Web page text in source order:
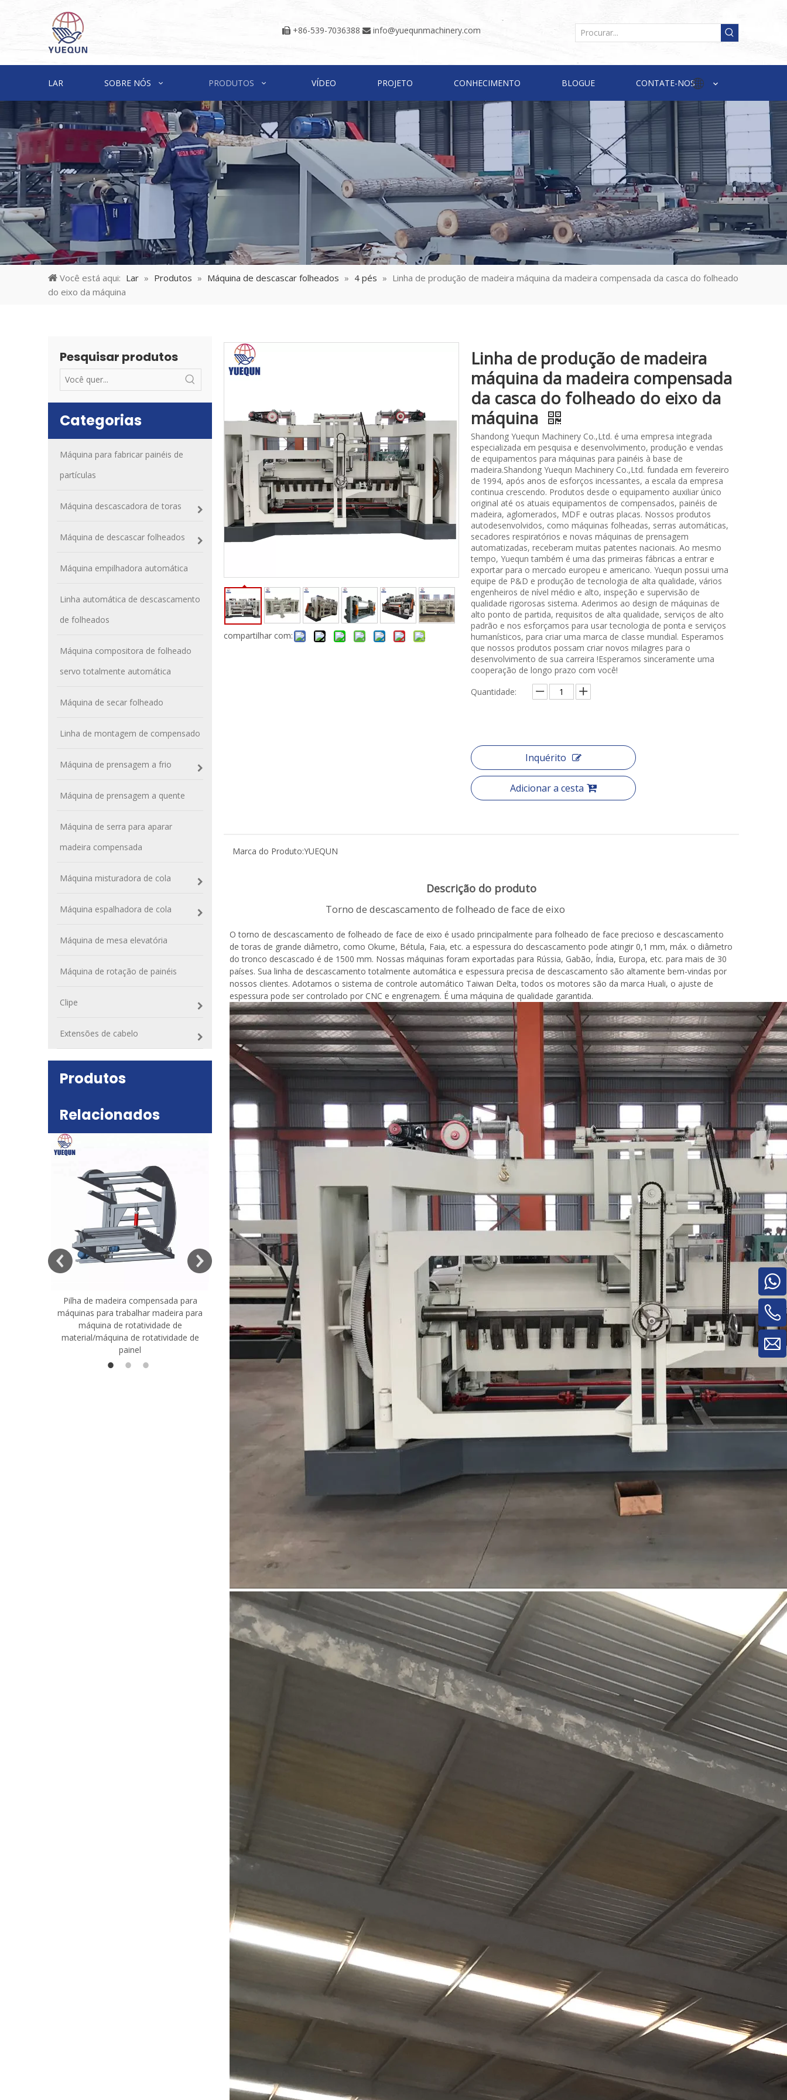
 +86-539-7036388  info@yuequnmachinery.com
LAR SOBRE NÓS PRODUTOS VÍDEO PROJETO CONHECIMENTO BLOGUE CONTATE-NOS
Você está aqui: Lar » Produtos » Máquina de descascar folheados » 4 pés » Linha de produção de madeira máquina da madeira compensada da casca do folheado
do eixo da máquina
Pesquisar produtos
Categorias
Máquina para fabricar painéis de
partículas
Máquina descascadora de toras
Máquina de descascar folheados
Máquina empilhadora automática
Linha automática de descascamento
de folheados
Máquina compositora de folheado
servo totalmente automática
Máquina de secar folheado
Linha de montagem de compensado
Máquina de prensagem a frio
Máquina de prensagem a quente
Máquina de serra para aparar
madeira compensada
Máquina misturadora de cola
Máquina espalhadora de cola
Máquina de mesa elevatória
Máquina de rotação de painéis
Clipe
Extensões de cabelo
Produtos
Relacionados
Pilha de madeira compensada para
máquinas para trabalhar madeira para
máquina de rotatividade de
material/máquina de rotatividade de
painel
Máquina espalhadora de cola para
madeira compensada, rolos de placa de
qualidade muito dura e inquebrável,
1400/2720mm, fornecida com 2000kg
Máquina para fazer madeira
elevatória
Pilha de madeira compensada para
máquinas para trabalhar madeira para
máquina de rotatividade de
material/máquina de rotatividade de
painel
compartilhar com:
Linha de produção de madeira
máquina da madeira compensada
da casca do folheado do eixo da
máquina
Shandong Yuequn Machinery Co.,Ltd. é uma empresa integrada
especializada em pesquisa e desenvolvimento, produção e vendas
de equipamentos para máquinas para painéis à base de
madeira.Shandong Yuequn Machinery Co.,Ltd. fundada em fevereiro
de 1994, após anos de esforços incessantes, a escala da empresa
continua crescendo. Produtos desde o equipamento auxiliar único
original até os atuais equipamentos de compensados, painéis de
madeira, aglomerados, MDF e outras placas. Nossos produtos
autodesenvolvidos, como máquinas folheadas, serras automáticas,
secadores respiratórios e novas máquinas de prensagem
automatizadas, receberam muitas patentes nacionais. Ao mesmo
tempo, Yuequn também é uma das primeiras fábricas a entrar e
exportar para o mercado europeu e americano. Yuequn possui uma
equipe de P&D e produção de tecnologia de alta qualidade, vários
engenheiros de nível médio e alto, inspeção e supervisão de
qualidade rigorosas sistema. Aderimos ao design de máquinas de
alto ponto de partida, requisitos de alta qualidade, serviços de alto
padrão e nos esforçamos para usar tecnologia de ponta e serviços
humanísticos, para criar uma marca de classe mundial. Esperamos
que nossos produtos possam criar novos milagres para o
desenvolvimento de sua carreira !Esperamos sinceramente uma
cooperação de longo prazo com você!
Quantidade:
Inquérito
Adicionar a cesta
Marca do Produto:YUEQUN
Descrição do produto
Torno de descascamento de folheado de face de eixo
O torno de descascamento de folheado de face de eixo é usado principalmente para folheado de face precioso e descascamento
de toras de grande diâmetro, como Okume, Bétula, Faia, etc. a espessura do descascamento pode atingir 0,1 mm, máx. o diâmetro
do tronco descascado é de 1500 mm. Nossas máquinas foram exportadas para Rússia, Gabão, Índia, Europa, etc. para mais de 30
países. Sua linha de descascamento totalmente automática e espessura precisa de descascamento são altamente bem-vindas por
nossos clientes. Adotamos o sistema de controle automático Taiwan Delta, todos os motores são da marca Huali, o ajuste de
espessura pode ser controlado por CNC e engrenagem. É uma máquina de qualidade garantida.